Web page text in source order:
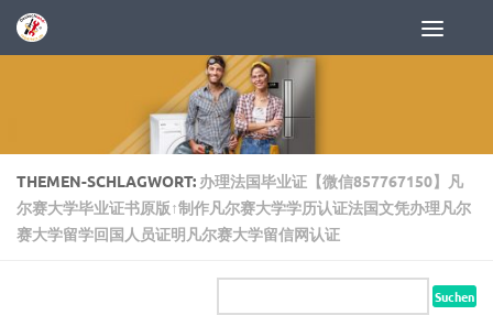
Zum Inhalt springen
THEMEN-SCHLAGWORT: 办理法国毕业证【微信857767150】凡
尔赛大学毕业证书原版↑制作凡尔赛大学学历认证法国文凭办理凡尔
赛大学留学回国人员证明凡尔赛大学留信网认证